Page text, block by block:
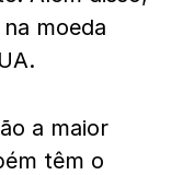
moeda
a maior
têm o